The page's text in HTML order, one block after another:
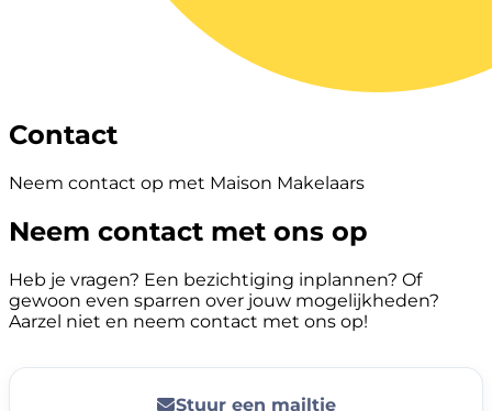
Contact
Neem contact op met Maison Makelaars
Neem contact met ons op
Heb je vragen? Een bezichtiging inplannen? Of
gewoon even sparren over jouw mogelijkheden?
Aarzel niet en neem contact met ons op!
Stuur een mailtje